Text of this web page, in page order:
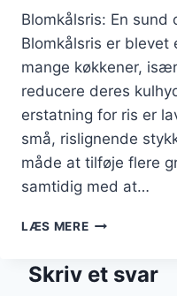
Blomkålsris: En
Blomkålsris er
mange køkkener,
reducere deres
erstatning for ris er
små, rislignende
måde at tilføje flere
samtidig med at…
LÆS MEREBLOMKÅLSRIS
EN
Skriv et svar